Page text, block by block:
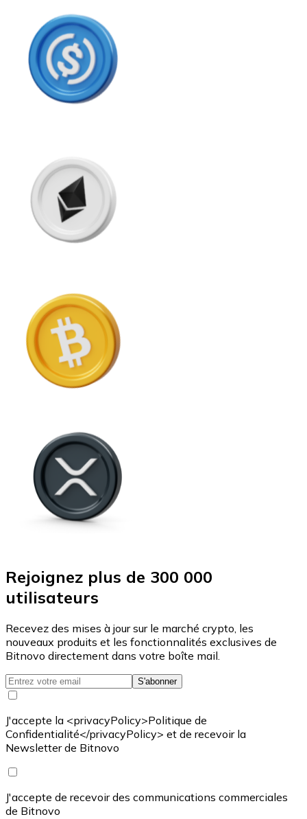
Rejoignez plus de 300 000
utilisateurs
Recevez des mises à jour sur le marché crypto, les
nouveaux produits et les fonctionnalités exclusives de
Bitnovo directement dans votre boîte mail.
S'abonner
J'accepte la <privacyPolicy>Politique de
Confidentialité</privacyPolicy> et de recevoir la
Newsletter de Bitnovo
J'accepte de recevoir des communications commerciales
de Bitnovo